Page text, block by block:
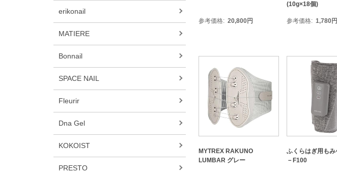
erikonail
MATIERE
Bonnail
SPACE NAIL
Fleurir
Dna Gel
KOKOIST
PRESTO
参考価格 20,800円
(10g×18個)
参考価格 1,780円
MYTREX RAKUNO
LUMBAR グレー
ふくらはぎ用もみ
－F100